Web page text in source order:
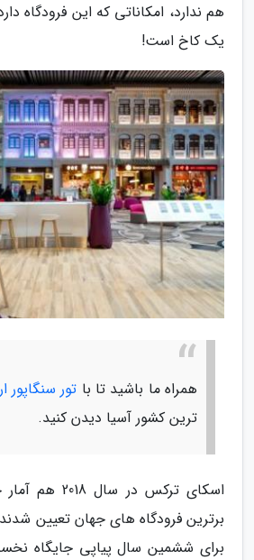
هم ندارد، امکاناتی که این فرودگاه
یک کاخ است!
همراه ما باشید تا با تور سنگاپور
ترین کشور آسیا دیدن کنید.
اسکای ترکس در
برترین فرودگاه های جهان تعیین
برای ششمین سال پیاپی جایگاه